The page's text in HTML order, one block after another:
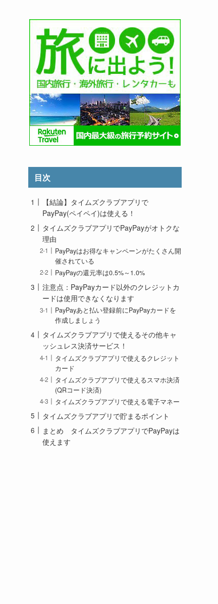
目次
【結論】タイムズクラブアプリで
PayPay(ペイペイ)は使える！
タイムズクラブアプリでPayPayがオトクな
理由
PayPayはお得なキャンペーンがたくさん開
催されている
PayPayの還元率は0.5%～1.0%
注意点：PayPayカード以外のクレジットカ
ードは使用できなくなります
PayPayあと払い登録前にPayPayカードを
作成しましょう
タイムズクラブアプリで使えるその他キャ
ッシュレス決済サービス！
タイムズクラブアプリで使えるクレジット
カード
タイムズクラブアプリで使えるスマホ決済
(QRコード決済)
タイムズクラブアプリで使える電子マネー
タイムズクラブアプリで貯まるポイント
まとめ タイムズクラブアプリでPayPayは
使えます